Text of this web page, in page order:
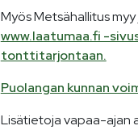
Myös Metsähallitus
www.laatumaa.fi -
tonttitarjontaan.
Puolangan kunnan
Lisätietoja vapaa-ajan